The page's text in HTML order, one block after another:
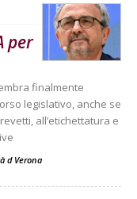
per
finalmente
legislativo, anche se
all’etichettatura e
d Verona